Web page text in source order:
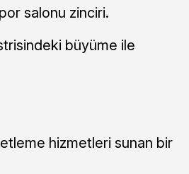
salonu zinciri.
büyüme ile
hizmetleri sunan bir